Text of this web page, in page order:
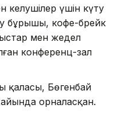
келушілер үшін күту
бұрышы, кофе-брейк
мен жедел
конференц-зал
қаласы, Бөгенбай
орналасқан.